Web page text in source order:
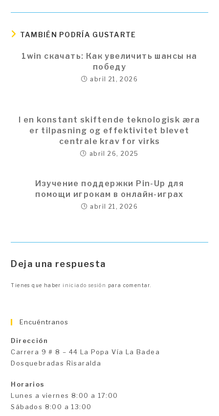
TAMBIÉN PODRÍA GUSTARTE
1win скачать: Как увеличить шансы на
победу
abril 21, 2026
I en konstant skiftende teknologisk æra
er tilpasning og effektivitet blevet
centrale krav for virks
abril 26, 2025
Изучение поддержки Pin-Up для
помощи игрокам в онлайн-играх
abril 21, 2026
Deja una respuesta
Tienes que haber iniciado sesión para comentar.
Encuéntranos
Dirección
Carrera 9 # 8 – 44 La Popa Vía La Badea
Dosquebradas Risaralda
Horarios
Lunes a viernes 8:00 a 17:00
Sábados 8:00 a 13:00